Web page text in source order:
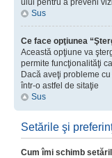
ului pentru a preveni
Sus
Ce face opţiunea
Această opţiune va
permite funcţionalităţi
Dacă aveţi probleme
într-o astfel de sitaţie
Sus
Setările şi
Cum îmi schimb